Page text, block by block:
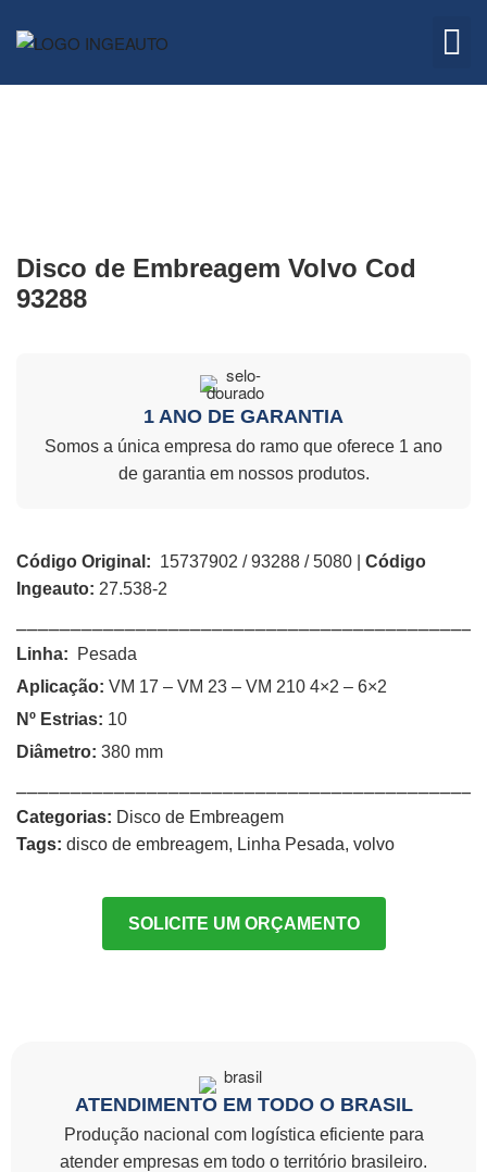
Disco de Embreagem Volvo Cod
93288
1 ANO DE GARANTIA
Somos a única empresa do ramo que oferece 1 ano
de garantia em nossos produtos.
Código Original: 15737902 / 93288 / 5080 | Código
Ingeauto: 27.538-2
Linha: Pesada
Aplicação: VM 17 – VM 23 – VM 210 4×2 – 6×2
Nº Estrias: 10
Diâmetro: 380 mm
Categorias: Disco de Embreagem
Tags: disco de embreagem, Linha Pesada, volvo
SOLICITE UM ORÇAMENTO
ATENDIMENTO EM TODO O BRASIL
Produção nacional com logística eficiente para
atender empresas em todo o território brasileiro.